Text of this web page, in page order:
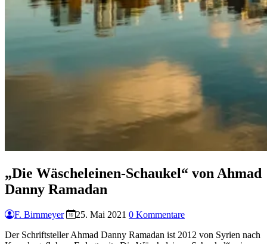
„Die Wäscheleinen-Schaukel“ von Ahmad
Danny Ramadan
F. Birnmeyer 25. Mai 2021 0 Kommentare
Der Schriftsteller Ahmad Danny Ramadan ist 2012 von Syrien nach